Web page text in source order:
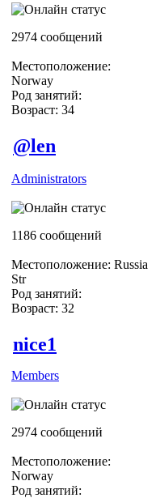
2974 сообщений
Местоположение:
Norway
Род занятий:
Возраст: 34
@len
Administrators
1186 сообщений
Местоположение: Russia
Str
Род занятий:
Возраст: 32
nice1
Members
2974 сообщений
Местоположение:
Norway
Род занятий: